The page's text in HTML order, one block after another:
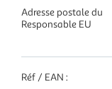
Adresse postale du
Responsable EU
Réf / EAN :